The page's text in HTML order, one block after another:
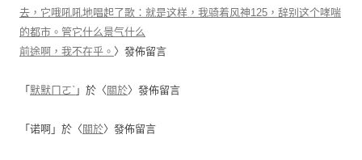
去，它哦吼吼地唱起了歌：就是这样，我骑着风神125，辞别这个哮喘
的都市。管它什么景气什么
前途啊，我不在乎。 〉發佈留言
「 默默ㄇㄛˋ 」於〈 關於〉發佈留言
「 诺啊 」於〈 關於〉發佈留言